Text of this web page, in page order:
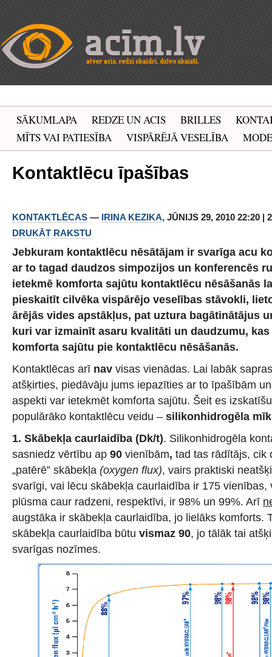
SĀKUMLAPA REDZE UN ACIS BRILLES
MĪTS VAI PATIESĪBA
VISPĀRĒJĀ VESELĪBA MODE
Kontaktlēcu īpašības
KONTAKTLĒCAS — IRINA KEZIKA, JŪNIJS 29, 2010 22:20 |
DRUKĀT RAKSTU
Jebkuram kontaktlēcu nēsātājam ir svarīga acu
ar to tagad daudzos simpozijos un konferencēs
ietekmē komforta sajūtu kontaktlēcu nēsāšanās
pieskaitīt cilvēka vispārējo veselības stāvokli,
ārējās vides apstākļus, pat uztura bagātinātājus
kuri var izmainīt asaru kvalitāti un daudzumu,
komforta sajūtu pie kontaktlēcu nēsāšanās.
Kontaktlēcas arī nav visas vienādas. Lai labāk
atšķirties, piedāvāju jums iepazīties ar to īpašībām
aspekti var ietekmēt komforta sajūtu. Šeit es
populārāko kontaktlēcu veidu – silikonhidrogēla
1. Skābekļa caurlaidība (Dk/t). Silikonhidrogēla
sasniedz vērtību ap 90 vienībām, tad tas rādītājs, cik
„patērē” skābekļa (oxygen flux), vairs praktiski
svarīgi, vai lēcu skābekļa caurlaidība ir 175 vienības,
plūsma caur radzeni, respektīvi, ir 98% un 99%. Arī
augstāka ir skābekļa caurlaidība, jo lielāks komforts.
skābekļa caurlaidība būtu vismaz 90, jo tālāk tai
svarīgas nozīmes.